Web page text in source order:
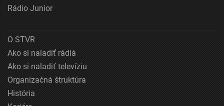
Rádio Junior
O STVR
Ako si naladiť rádiá
Ako si naladiť televíziu
Organizačná štruktúra
História